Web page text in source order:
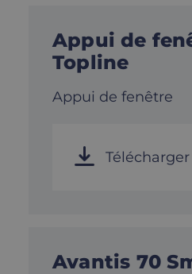
Appui de
Topline
Appui de fenêtre
Télécharger
Avantis 70